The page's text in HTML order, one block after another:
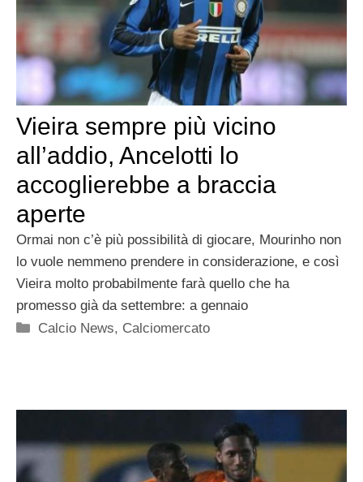
Vieira sempre più vicino
all’addio, Ancelotti lo
accoglierebbe a braccia
aperte
Ormai non c’è più possibilità di giocare, Mourinho non
lo vuole nemmeno prendere in considerazione, e così
Vieira molto probabilmente farà quello che ha
promesso già da settembre: a gennaio
Categorie
Calcio News, Calciomercato